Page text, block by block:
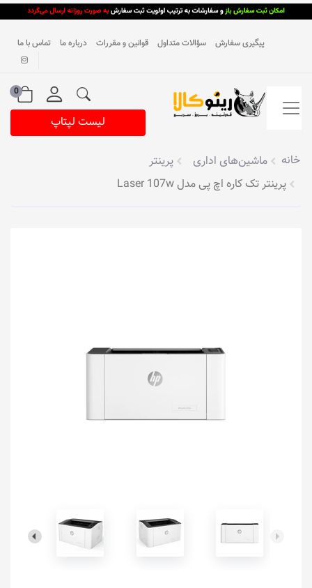
پیگیری سفارش سؤالات متداول قوانین و مقررات درباره ما تماس با ما
0
لیست لپتاپ
خانه ماشین‌های اداری
پرینتر
پرینتر تک کاره اچ پی مدل Laser 107w